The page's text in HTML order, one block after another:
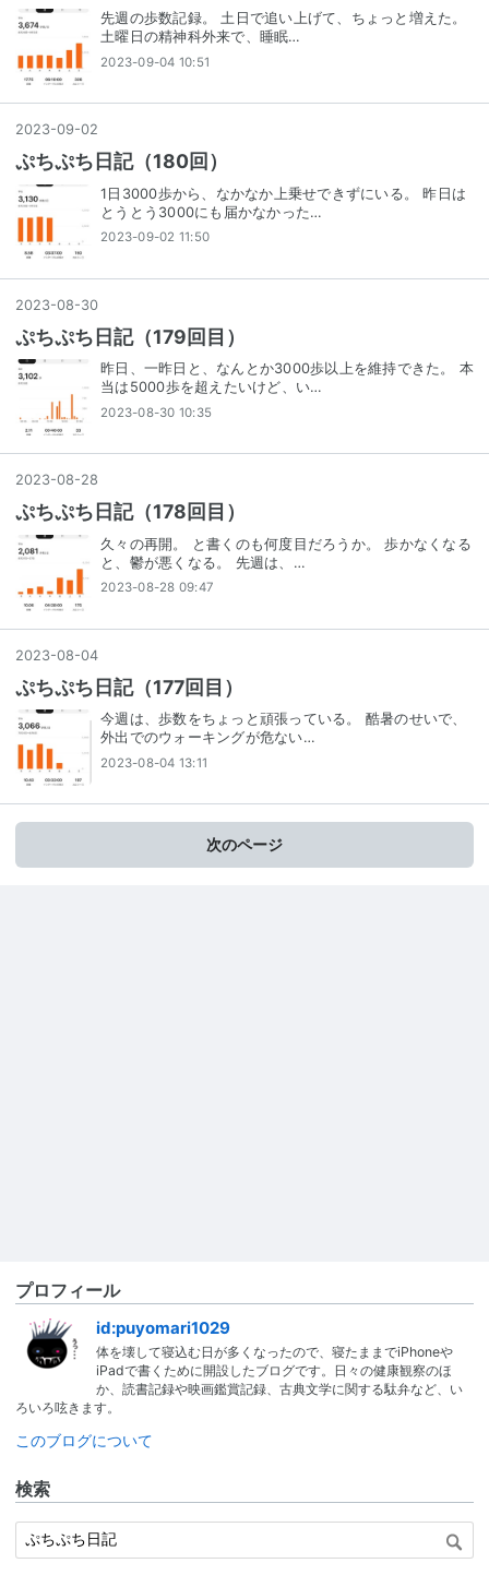
先週の歩数記録。 土日で追い上げて、ちょっと増えた。
土曜日の精神科外来で、睡眠…
2023-09-04 10:51
2023-09-02
ぷちぷち日記（180回）
1日3000歩から、なかなか上乗せできずにいる。 昨日は
とうとう3000にも届かなかった…
2023-09-02 11:50
2023-08-30
ぷちぷち日記（179回目）
昨日、一昨日と、なんとか3000歩以上を維持できた。 本
当は5000歩を超えたいけど、い…
2023-08-30 10:35
2023-08-28
ぷちぷち日記（178回目）
久々の再開。 と書くのも何度目だろうか。 歩かなくなる
と、鬱が悪くなる。 先週は、…
2023-08-28 09:47
2023-08-04
ぷちぷち日記（177回目）
今週は、歩数をちょっと頑張っている。 酷暑のせいで、
外出でのウォーキングが危ない…
2023-08-04 13:11
次のページ
プロフィール
id:puyomari1029
体を壊して寝込む日が多くなったので、寝たままでiPhoneや
iPadで書くために開設したブログです。日々の健康観察のほ
か、読書記録や映画鑑賞記録、古典文学に関する駄弁など、い
ろいろ呟きます。
このブログについて
検索